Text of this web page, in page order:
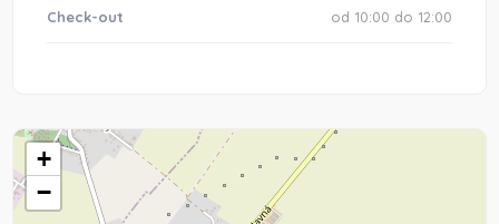
Check-out od 10:00 do 12:00
+
−